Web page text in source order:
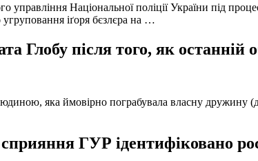
управління Національної поліції України під
іґоря бєзлєра на …
Глобу після того, як останній
яка ймовірно пограбувала власну дружину
ГУР ідентифіковано